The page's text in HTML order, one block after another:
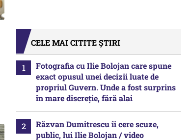
CELE MAI CITITE ȘTIRI
Fotografia cu Ilie Bolojan care spune
exact opusul unei decizii luate de
propriul Guvern. Unde a fost surprins
în mare discreție, fără alai
Răzvan Dumitrescu îi cere scuze,
public, lui Ilie Bolojan / video